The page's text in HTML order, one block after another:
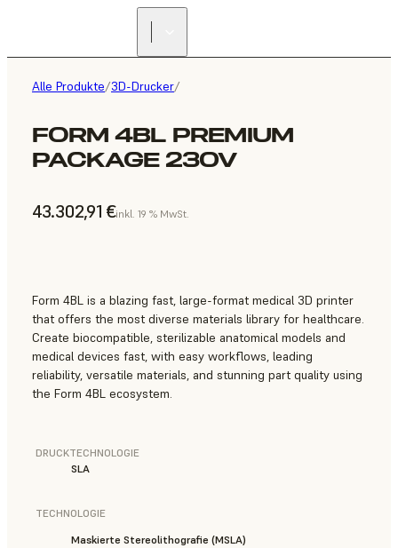
Alle Produkte/3D-Drucker/
FORM 4BL PREMIUM
PACKAGE 230V
43.302,91 €inkl. 19 % MwSt.
Form 4BL is a blazing fast, large-format medical 3D printer
that offers the most diverse materials library for healthcare.
Create biocompatible, sterilizable anatomical models and
medical devices fast, with easy workflows, leading
reliability, versatile materials, and stunning part quality using
the Form 4BL ecosystem.
DRUCKTECHNOLOGIE
SLA
TECHNOLOGIE
Maskierte Stereolithografie (MSLA)